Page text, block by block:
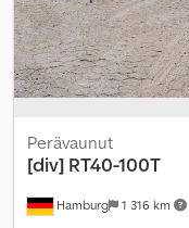
Hamburg 1 316 km
Perävaunut
[div] RT40-100T